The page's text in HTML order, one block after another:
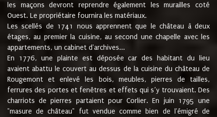
les maçons devront reprendre également les murailles coté
Ouest. Le propriétaire fournira les matériaux.
Les scellés de 1741 nous apprennent que le château à deux
étages, au premier la cuisine, au second une chapelle avec les
appartements, un cabinet d'archives...
En 1776, une plainte est déposée car des habitant du lieu
avaient abattu le couvert au dessus de la cuisine du château de
Rougemont et enlevé les bois, meubles, pierres de tailles,
ferrures des portes et fenêtres et effets qui s’y trouvaient. Des
charriots de pierres partaient pour Corlier. En juin 1795 une
"masure de château" fut vendue comme bien de l'émigré de